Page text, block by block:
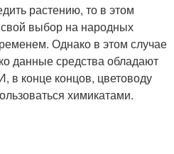
растению, то в этом
выбор на народных
Однако в этом случае
данные средства обладают
в конце концов, цветоводу
химикатами.